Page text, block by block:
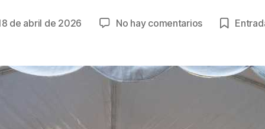
de abril de 2026 No hay comentariosen
Sinfónica
en